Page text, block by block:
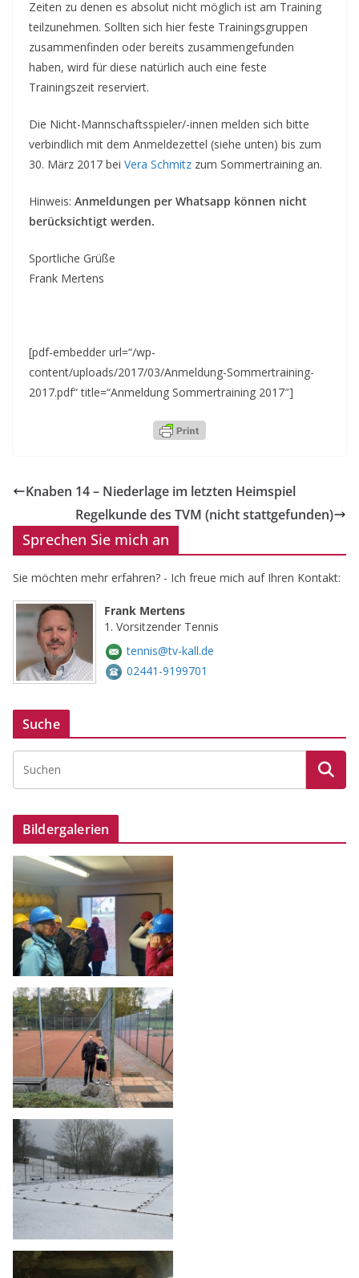
Zeiten zu denen es absolut nicht möglich ist am Training
teilzunehmen. Sollten sich hier feste Trainingsgruppen
zusammenfinden oder bereits zusammengefunden
haben, wird für diese natürlich auch eine feste
Trainingszeit reserviert.
Die Nicht-Mannschaftsspieler/-innen melden sich bitte
verbindlich mit dem Anmeldezettel (siehe unten) bis zum
30. März 2017 bei Vera Schmitz zum Sommertraining an.
Hinweis: Anmeldungen per Whatsapp können nicht
berücksichtigt werden.
Sportliche Grüße
Frank Mertens
[pdf-embedder url=“/wp-
content/uploads/2017/03/Anmeldung-Sommertraining-
2017.pdf“ title=“Anmeldung Sommertraining 2017″]
Knaben 14 – Niederlage im letzten Heimspiel
Regelkunde des TVM (nicht stattgefunden)
Sprechen Sie mich an
Sie möchten mehr erfahren? - Ich freue mich auf Ihren Kontakt:
Frank Mertens
1. Vorsitzender Tennis
tennis@tv-kall.de
02441-9199701
Suche
Bildergalerien